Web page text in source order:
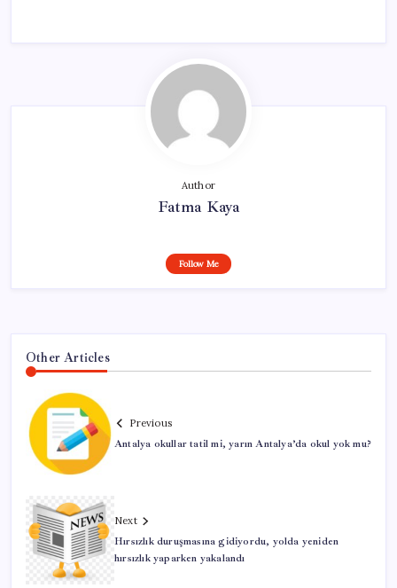
Author
Fatma Kaya
Follow Me
Other Articles
Previous
Antalya okullar tatil mi, yarın Antalya’da okul yok mu?
Next
Hırsızlık duruşmasına gidiyordu, yolda yeniden
hırsızlık yaparken yakalandı